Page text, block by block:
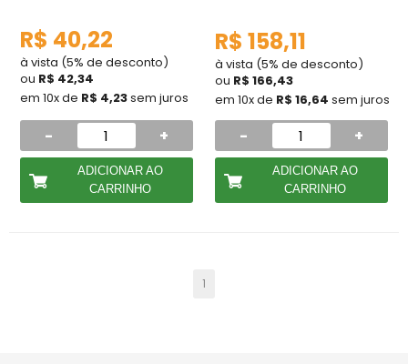
R$ 40,22
à vista (5% de desconto)
ou R$ 42,34
em 10x de R$ 4,23sem juros
- +
ADICIONAR AO
CARRINHO
R$ 158,11
à vista (5% de desconto)
ou R$ 166,43
em 10x de R$ 16,64 sem juros
- +
ADICIONAR AO
CARRINHO
1